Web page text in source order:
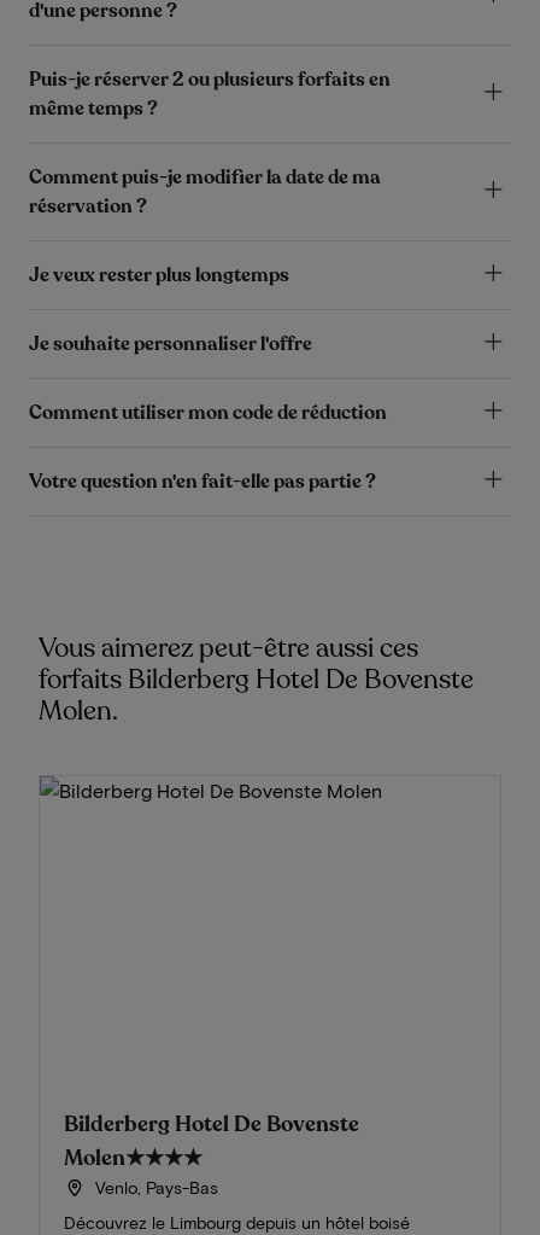
d'une personne ?
Puis-je réserver 2 ou plusieurs forfaits en
même temps ?
Comment puis-je modifier la date de ma
réservation ?
Je veux rester plus longtemps
Je souhaite personnaliser l'offre
Comment utiliser mon code de réduction
Votre question n'en fait-elle pas partie ?
Vous aimerez peut-être aussi ces
forfaits Bilderberg Hotel De Bovenste
Molen.
Bilderberg Hotel De Bovenste
Molen★★★★
Venlo, Pays-Bas
Découvrez le Limbourg depuis un hôtel boisé